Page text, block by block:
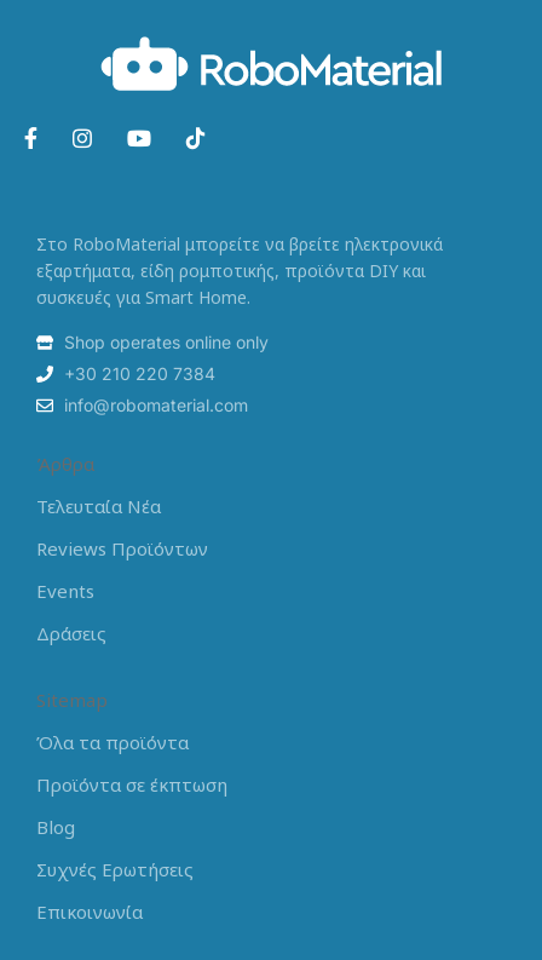
Στο RoboMaterial μπορείτε να βρείτε ηλεκτρονικά
εξαρτήματα, είδη ρομποτικής, προϊόντα DIY και
συσκευές για Smart Home.
Shop operates online only
+30 210 220 7384
info@robomaterial.com
Άρθρα
Τελευταία Νέα
Reviews Προϊόντων
Events
Δράσεις
Sitemap
Όλα τα προϊόντα
Προϊόντα σε έκπτωση
Blog
Συχνές Ερωτήσεις
Επικοινωνία